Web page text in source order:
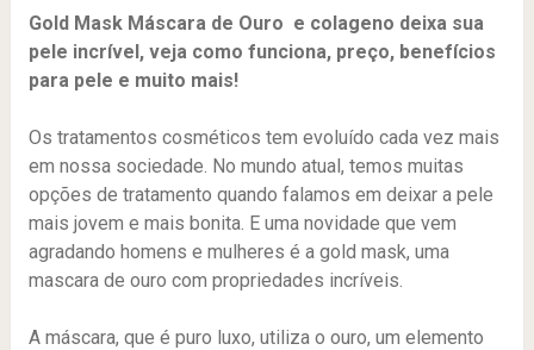
Gold Mask Máscara de Ouro e colageno deixa sua
pele incrível, veja como funciona, preço, benefícios
para pele e muito mais!
Os tratamentos cosméticos tem evoluído cada vez mais
em nossa sociedade. No mundo atual, temos muitas
opções de tratamento quando falamos em deixar a pele
mais jovem e mais bonita. E uma novidade que vem
agradando homens e mulheres é a gold mask, uma
mascara de ouro com propriedades incríveis.
A máscara, que é puro luxo, utiliza o ouro, um elemento